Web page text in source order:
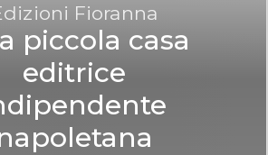
Fioranna
piccola casa
editrice